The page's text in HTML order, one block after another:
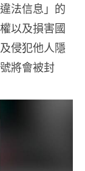
法信息」的
以及損害國
侵犯他人隱
將會被封